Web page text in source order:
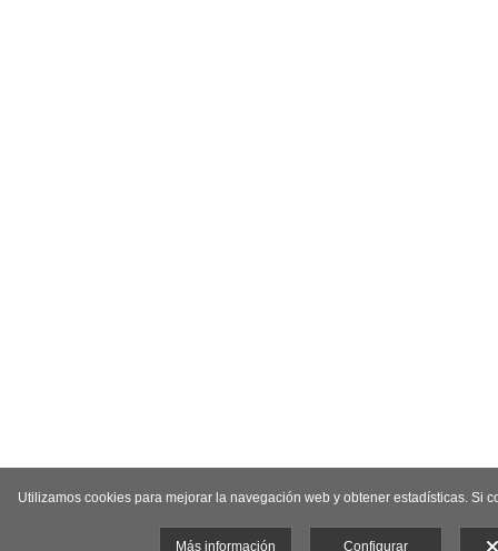
Utilizamos cookies para mejorar la navegación web y obtener estadísticas. Si
Más información Configurar